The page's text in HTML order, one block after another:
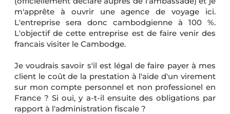
m'apprête à ouvrir une agence de voyage ici.
L'entreprise sera donc cambodgienne à 100 %.
L'objectif de cette entreprise est de faire venir des
francais visiter le Cambodge.
Je voudrais savoir s'il est légal de faire payer à mes
client le coût de la prestation à l'aide d'un virement
sur mon compte personnel et non professionel en
France ? Si oui, y a-t-il ensuite des obligations par
rapport à l'administration fiscale ?